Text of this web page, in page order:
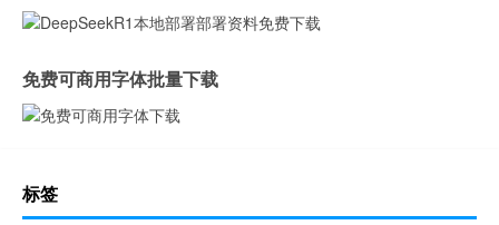
免费可商用字体批量下载
标签